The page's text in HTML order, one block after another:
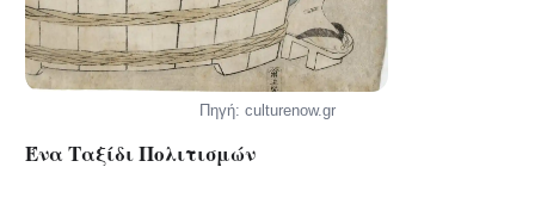
Πηγή: culturenow.gr
Ένα Ταξίδι Πολιτισμών